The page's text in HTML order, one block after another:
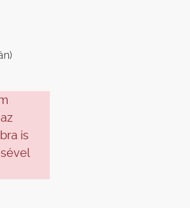
is